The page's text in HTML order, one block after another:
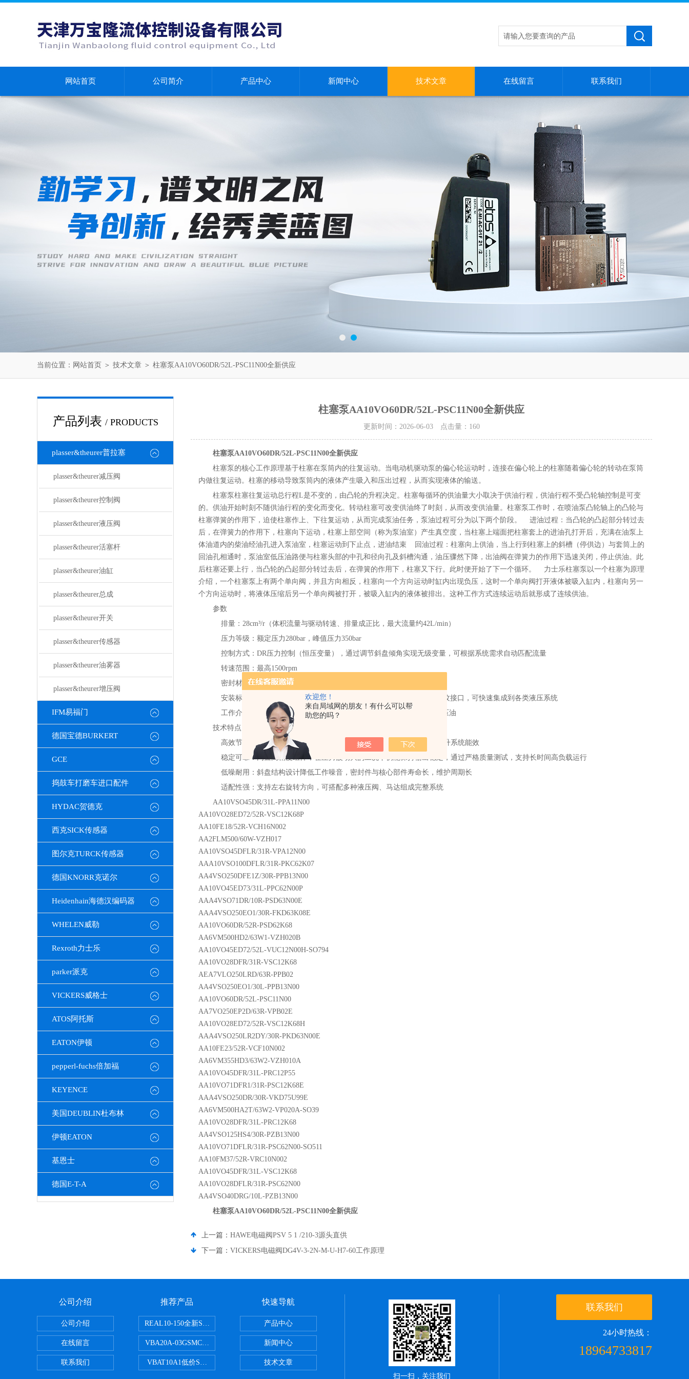
欢迎您！
来自局域网的朋友！有什么可以帮
助您的吗？
网站首页 公司简介 产品中心 新闻中心 技术文章 在线留言 联系我们
当前位置： 网站首页 ＞ 技术文章 ＞ 柱塞泵AA10VO60DR/52L-PSC11N00全新供应
产品列表 / PRODUCTS
plasser&theurer普拉塞
plasser&theurer减压阀
plasser&theurer控制阀
plasser&theurer液压阀
plasser&theurer活塞杆
plasser&theurer油缸
plasser&theurer总成
plasser&theurer开关
plasser&theurer传感器
plasser&theurer油雾器
plasser&theurer增压阀
IFM易福门
德国宝德BURKERT
GCE
捣鼓车打磨车进口配件
HYDAC贺德克
西克SICK传感器
图尔克TURCK传感器
德国KNORR克诺尔
Heidenhain海德汉编码器
WHELEN威勒
Rexroth力士乐
parker派克
VICKERS威格士
ATOS阿托斯
EATON伊顿
pepperl-fuchs倍加福
KEYENCE
美国DEUBLIN杜布林
伊顿EATON
基恩士
德国E-T-A
柱塞泵AA10VO60DR/52L-PSC11N00全新供应
更新时间：2026-06-03 点击量： 160
柱塞泵AA10VO60DR/52L-PSC11N00全新供应
柱塞泵的核心工作原理基于柱塞在泵筒内的往复运动。当电动机驱动泵的偏心轮运动时，连接在偏心轮上的柱塞随着偏心轮的转动在泵筒
内做往复运动。柱塞的移动导致泵筒内的液体产生吸入和压出过程，从而实现液体的输送。
柱塞泵柱塞往复运动总行程L是不变的，由凸轮的升程决定。柱塞每循环的供油量大小取决于供油行程，供油行程不受凸轮轴控制是可变
的。供油开始时刻不随供油行程的变化而变化。转动柱塞可改变供油终了时刻，从而改变供油量。柱塞泵工作时，在喷油泵凸轮轴上的凸轮与
柱塞弹簧的作用下，迫使柱塞作上、下往复运动，从而完成泵油任务，泵油过程可分为以下两个阶段。 进油过程：当凸轮的凸起部分转过去
后，在弹簧力的作用下，柱塞向下运动，柱塞上部空间（称为泵油室）产生真空度，当柱塞上端面把柱塞套上的进油孔打开后，充满在油泵上
体油道内的柴油经油孔进入泵油室，柱塞运动到下止点，进油结束 回油过程：柱塞向上供油，当上行到柱塞上的斜槽（停供边）与套筒上的
回油孔相通时，泵油室低压油路便与柱塞头部的中孔和径向孔及斜槽沟通，油压骤然下降，出油阀在弹簧力的作用下迅速关闭，停止供油。此
后柱塞还要上行，当凸轮的凸起部分转过去后，在弹簧的作用下，柱塞又下行。此时便开始了下一个循环。 力士乐柱塞泵以一个柱塞为原理
介绍，一个柱塞泵上有两个单向阀，并且方向相反，柱塞向一个方向运动时缸内出现负压，这时一个单向阀打开液体被吸入缸内，柱塞向另一
个方向运动时，将液体压缩后另一个单向阀被打开，被吸入缸内的液体被排出。这种工作方式连续运动后就形成了连续供油。
参数
排量：28cm³/r（体积流量与驱动转速、排量成正比，最大流量约42L/min）
压力等级：额定压力280bar，峰值压力350bar
控制方式：DR压力控制（恒压变量），通过调节斜盘倾角实现无级变量，可根据系统需求自动匹配流量
转速范围：最高1500rpm
密封材质：V代表FKM（氟橡胶）密封，适配多数工业液压油环境
安装标准：符合ISO3019-2公制法兰标准（2孔设计），兼容SAE米制螺纹接口，可快速集成到各类液压系统
工作介质：支持矿物油，部分工况可适配HFA、HFB、HFC等环保型液压油
技术特点
高效节能：变量控制技术可根据负载自动调节流量，减少能量浪费，提升系统能效
稳定可靠：内置高精度组件，在压力波动大的工况下仍能保持输出稳定，通过严格质量测试，支持长时间高负载运行
低噪耐用：斜盘结构设计降低工作噪音，密封件与核心部件寿命长，维护周期长
适配性强：支持左右旋转方向，可搭配多种液压阀、马达组成完整系统
AA10VSO45DR/31L-PPA11N00
AA10VO28ED72/52R-VSC12K68P
AA10FE18/52R-VCH16N002
AA2FLM500/60W-VZH017
AA10VSO45DFLR/31R-VPA12N00
AAA10VSO100DFLR/31R-PKC62K07
AA4VSO250DFE1Z/30R-PPB13N00
AA10VO45ED73/31L-PPC62N00P
AAA4VSO71DR/10R-PSD63N00E
AAA4VSO250EO1/30R-FKD63K08E
AA10VO60DR/52R-PSD62K68
AA6VM500HD2/63W1-VZH020B
AA10VO45ED72/52L-VUC12N00H-SO794
AA10VO28DFR/31R-VSC12K68
AEA7VLO250LRD/63R-PPB02
AA4VSO250EO1/30L-PPB13N00
AA10VO60DR/52L-PSC11N00
AA7VO250EP2D/63R-VPB02E
AA10VO28ED72/52R-VSC12K68H
AAA4VSO250LR2DY/30R-PKD63N00E
AA10FE23/52R-VCF10N002
AA6VM355HD3/63W2-VZH010A
AA10VO45DFR/31L-PRC12P55
AA10VO71DFR1/31R-PSC12K68E
AAA4VSO250DR/30R-VKD75U99E
AA6VM500HA2T/63W2-VP020A-SO39
AA10VO28DFR/31L-PRC12K68
AA4VSO125HS4/30R-PZB13N00
AA10VO71DFLR/31R-PSC62N00-SO511
AA10FM37/52R-VRC10N002
AA10VO45DFR/31L-VSC12K68
AA10VO28DFLR/31R-PSC62N00
AA4VSO40DRG/10L-PZB13N00
柱塞泵AA10VO60DR/52L-PSC11N00全新供应
上一篇： HAWE电磁阀PSV 5 1 /210-3源头直供
下一篇： VICKERS电磁阀DG4V-3-2N-M-U-H7-60工作原理
公司介绍
公司介绍
在线留言
联系我们
推荐产品
REAL10-150全新SMC正弦无杆缸REA系列,SMC深圳经销商
VBA20A-03GSMC增压阀VBA-X3145系列,SMC电磁阀优点
VBAT10A1低价SMC储气罐VBAT系列,SMC气动服务网
快速导航
产品中心
新闻中心
技术文章
扫一扫，关注我们
联系我们
24小时热线：
18964733817